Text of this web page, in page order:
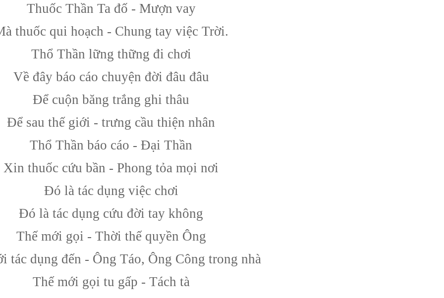
Thuốc Thần Ta đố - Mượn vay
thuốc qui hoạch - Chung tay việc Trời.
Thổ Thần lững thững đi chơi
Về đây báo cáo chuyện đời đâu đâu
Để cuộn băng trắng ghi thâu
Để sau thế giới - trưng cầu thiện nhân
Thổ Thần báo cáo - Đại Thần
Xin thuốc cứu bần - Phong tỏa mọi nơi
Đó là tác dụng việc chơi
Đó là tác dụng cứu đời tay không
Thế mới gọi - Thời thế quyền Ông
tác dụng đến - Ông Táo, Ông Công trong nhà
Thế mới gọi tu gấp - Tách tà